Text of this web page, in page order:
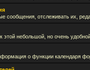
сообщения, отслеживать их,
этой небольшой, но очень
о функции календаря